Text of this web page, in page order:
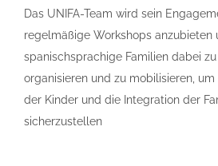
Das UNIFA-Team wird sein
regelmäßige Workshops anzubieten
spanischsprachige Familien dabei
organisieren und zu mobilisieren,
der Kinder und die Integration der
sicherzustellen